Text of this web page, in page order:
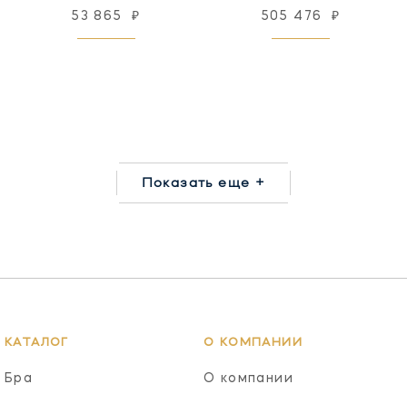
53 865 ₽ 505 476 ₽
Показать еще +
КАТАЛОГ
Бра
О КОМПАНИИ
О компании